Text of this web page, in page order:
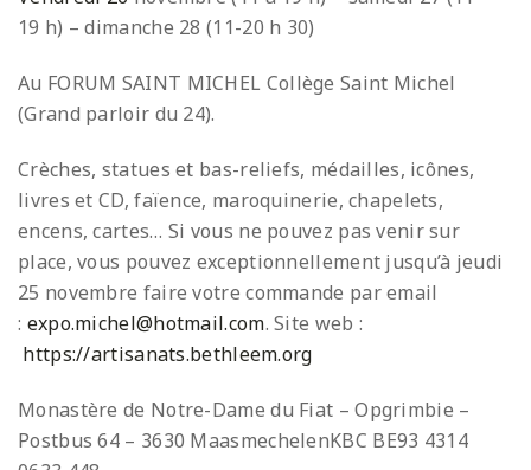
19 h) – dimanche 28 (11-20 h 30)
Au FORUM SAINT MICHEL Collège Saint Michel
(Grand parloir du 24).
Crèches, statues et bas-reliefs, médailles, icônes,
livres et CD, faïence, maroquinerie, chapelets,
encens, cartes… Si vous ne pouvez pas venir sur
place, vous pouvez exceptionnellement jusqu’à jeudi
25 novembre faire votre commande par email
: expo.michel@hotmail.com. Site web :
https://artisanats.bethleem.org
Monastère de Notre-Dame du Fiat – Opgrimbie –
Postbus 64 – 3630 MaasmechelenKBC BE93 4314